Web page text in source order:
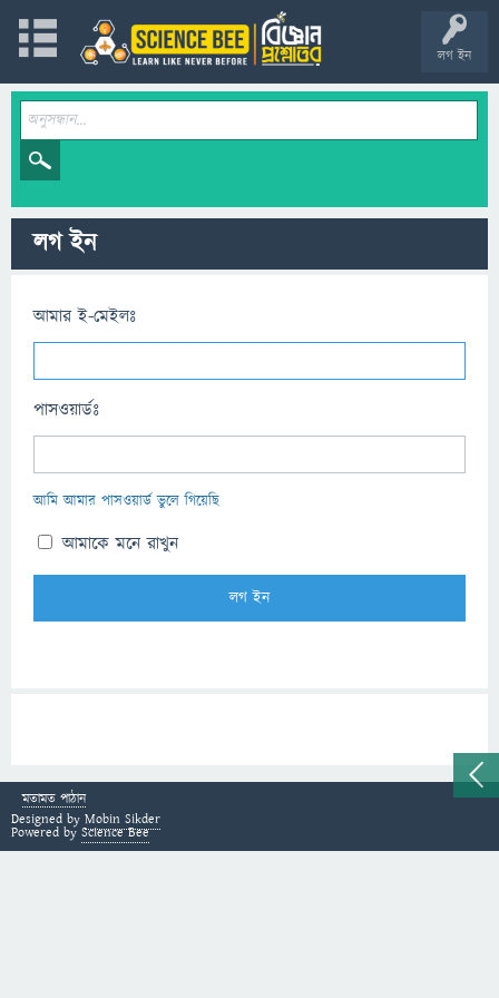
লগ ইন
লগ ইন
আমার ই-মেইলঃ
পাসওয়ার্ডঃ
আমি আমার পাসওয়ার্ড ভুলে গিয়েছি
আমাকে মনে রাখুন
মতামত পাঠান
Designed by Mobin Sikder
Powered by Science Bee